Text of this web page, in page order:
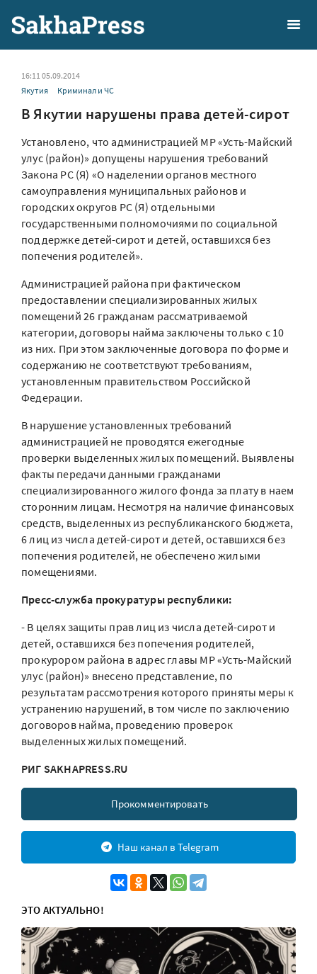
16:11 05.09.2014
Якутия
Криминал и ЧС
В Якутии нарушены права детей-сирот
Установлено, что администрацией МР «Усть-Майский
улус (район)» допущены нарушения требований
Закона РС (Я) «О наделении органов местного
самоуправления муниципальных районов и
городских округов РС (Я) отдельными
государственными полномочиями по социальной
поддержке детей-сирот и детей, оставшихся без
попечения родителей».
Администрацией района при фактическом
предоставлении специализированных жилых
помещений 26 гражданам рассматриваемой
категории, договоры найма заключены только с 10
из них. При этом заключенные договора по форме и
содержанию не соответствуют требованиям,
установленным правительством Российской
Федерации.
В нарушение установленных требований
администрацией не проводятся ежегодные
проверки выделенных жилых помещений. Выявлены
факты передачи данными гражданами
специализированного жилого фонда за плату в наем
сторонним лицам. Несмотря на наличие финансовых
средств, выделенных из республиканского бюджета,
6 лиц из числа детей-сирот и детей, оставшихся без
попечения родителей, не обеспечено жилыми
помещениями.
Пресс-служба прокуратуры республики:
- В целях защиты прав лиц из числа детей-сирот и
детей, оставшихся без попечения родителей,
прокурором района в адрес главы МР «Усть-Майский
улус (район)» внесено представление, по
результатам рассмотрения которого приняты меры к
устранению нарушений, в том числе по заключению
договоров найма, проведению проверок
выделенных жилых помещений.
РИГ SAKHAPRESS.RU
Прокомментировать
Наш канал в Telegram
ЭТО АКТУАЛЬНО!